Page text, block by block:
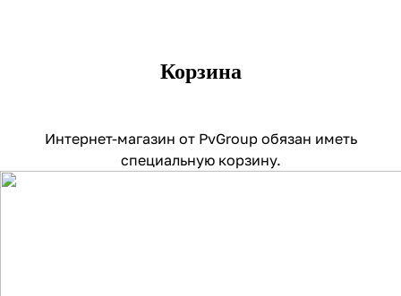
Корзина
Интернет-магазин от PvGroup обязан иметь
специальную корзину.